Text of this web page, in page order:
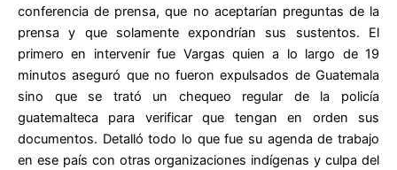
conferencia de prensa, que no aceptarían preguntas de la
prensa y que solamente expondrían sus sustentos. El
primero en intervenir fue Vargas quien a lo largo de 19
minutos aseguró que no fueron expulsados de Guatemala
sino que se trató un chequeo regular de la policía
guatemalteca para verificar que tengan en orden sus
documentos. Detalló todo lo que fue su agenda de trabajo
en ese país con otras organizaciones indígenas y culpa del